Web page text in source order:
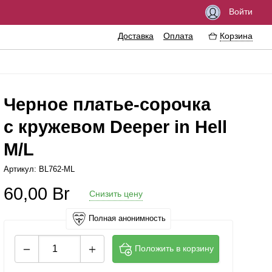
Войти
Доставка Оплата Корзина
средства
гигиена
пениса
Феромоны
Литература
Аксессуары для игр
Черное платье-сорочка
с кружевом Deeper in Hell
M/L
Артикул: BL762-ML
60,00 Br Снизить цену
Полная анонимность
Положить в корзину